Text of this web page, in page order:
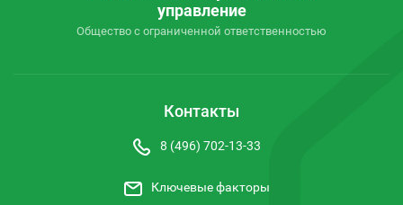
управление
Общество с ограниченной ответственностью
Контакты
8 (496) 702-13-33
Ключевые факторы